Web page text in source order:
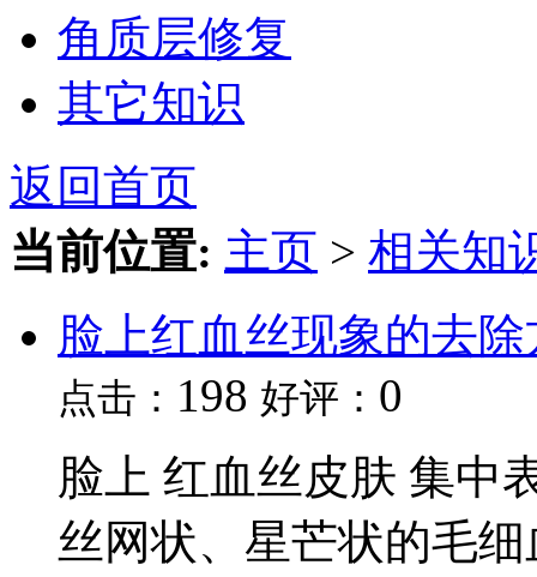
角质层修复
其它知识
返回首页
当前位置: 主页 > 相关知
脸上红血丝现象的去
点击： 198 好评： 0
脸上 红血丝皮肤 集中
丝网状、星芒状的毛